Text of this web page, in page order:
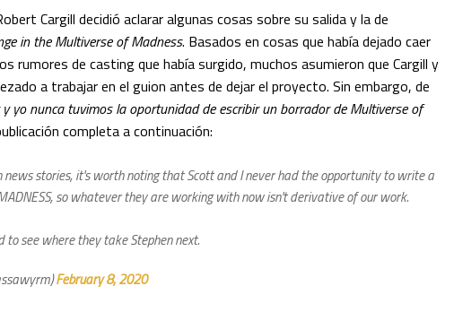
Cargill decidió aclarar algunas cosas sobre su salida y la de
in the Multiverse of Madness. Basados en cosas que había dejado caer
rumores de casting que había surgido, muchos asumieron que Cargill y
a trabajar en el guion antes de dejar el proyecto. Sin embargo, de
yo nunca tuvimos la oportunidad de escribir un borrador de Multiverse of
completa a continuación:
news stories, it's worth noting that Scott and I never had the opportunity to write a
so whatever they are working with now isn't derivative of our work.
to see where they take Stephen next.
February 8, 2020